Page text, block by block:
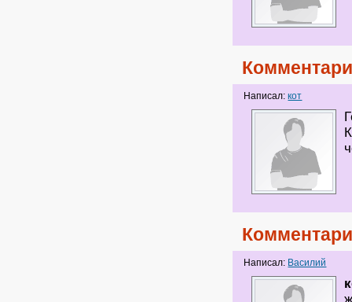
Написал:кот
Написал: Василий